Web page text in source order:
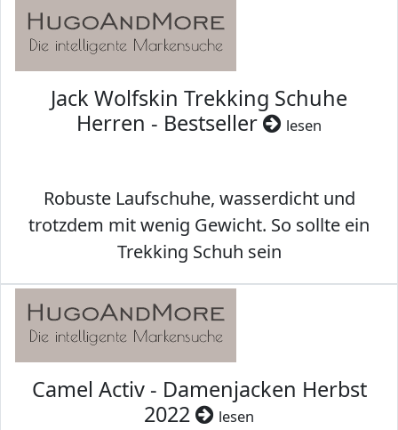
Jack Wolfskin Trekking Schuhe
Herren - Bestseller
lesen
Robuste Laufschuhe, wasserdicht und
trotzdem mit wenig Gewicht. So sollte ein
Trekking Schuh sein
Camel Activ - Damenjacken Herbst
2022
lesen